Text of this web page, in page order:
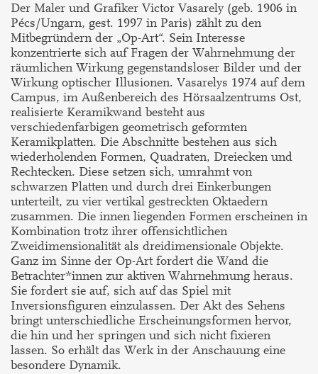
Der Maler und Grafiker Victor Vasarely (geb. 1906 in
Pécs/Ungarn, gest. 1997 in Paris) zählt zu den
Mitbegründern der „Op-Art“. Sein Interesse
konzentrierte sich auf Fragen der Wahrnehmung der
räumlichen Wirkung gegenstandsloser Bilder und der
Wirkung optischer Illusionen. Vasarelys 1974 auf dem
Campus, im Außenbereich des Hörsaalzentrums Ost,
realisierte Keramikwand besteht aus
verschiedenfarbigen geometrisch geformten
Keramikplatten. Die Abschnitte bestehen aus sich
wiederholenden Formen, Quadraten, Dreiecken und
Rechtecken. Diese setzen sich, umrahmt von
schwarzen Platten und durch drei Einkerbungen
unterteilt, zu vier vertikal gestreckten Oktaedern
zusammen. Die innen liegenden Formen erscheinen in
Kombination trotz ihrer offensichtlichen
Zweidimensionalität als dreidimensionale Objekte.
Ganz im Sinne der Op-Art fordert die Wand die
Betrachter*innen zur aktiven Wahrnehmung heraus.
Sie fordert sie auf, sich auf das Spiel mit
Inversionsfiguren einzulassen. Der Akt des Sehens
bringt unterschiedliche Erscheinungsformen hervor,
die hin und her springen und sich nicht fixieren
lassen. So erhält das Werk in der Anschauung eine
besondere Dynamik.